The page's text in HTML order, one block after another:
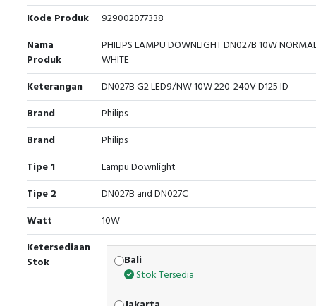
Kode Produk
929002077338
Nama
Produk
PHILIPS LAMPU DOWNLIGHT DN027B 10W
WHITE
Keterangan
DN027B G2 LED9/NW 10W 220-240V D125 ID
Brand
Philips
Brand
Philips
Tipe 1
Lampu Downlight
Tipe 2
DN027B and DN027C
Watt
10W
Ketersediaan
Stok
Bali
Stok Tersedia